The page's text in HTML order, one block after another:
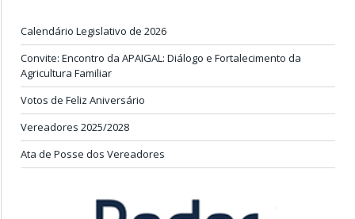
Calendário Legislativo de 2026
Convite: Encontro da APAIGAL: Diálogo e Fortalecimento da
Agricultura Familiar
Votos de Feliz Aniversário
Vereadores 2025/2028
Ata de Posse dos Vereadores